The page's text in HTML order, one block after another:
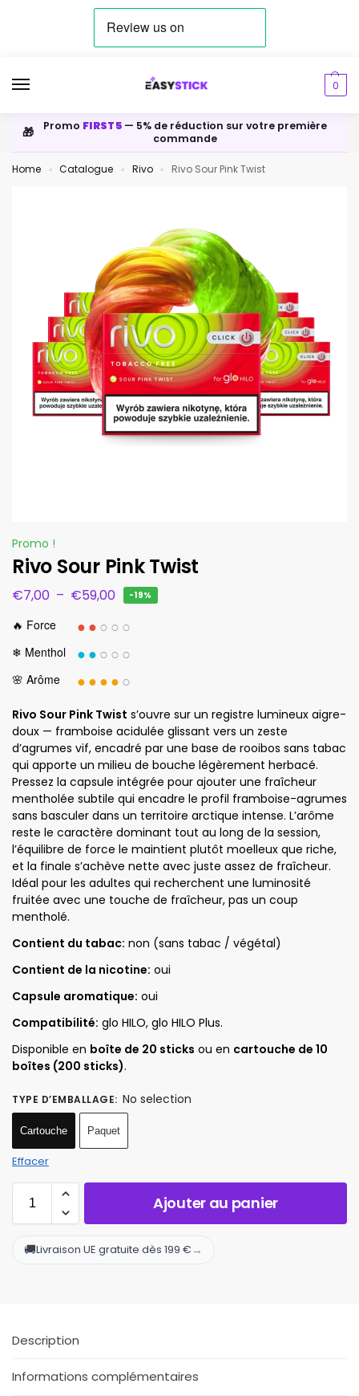
0
🎁 Promo FIRST5 — 5% de réduction sur votre première
commande
Home » Catalogue » Rivo » Rivo Sour Pink Twist
Promo !
Rivo Sour Pink Twist
€7,00 – €59,00 -19%
🔥 Force ●●○○○
❄ Menthol ●●○○○
🌸 Arôme ●●●●○
Rivo Sour Pink Twist s’ouvre sur un registre lumineux aigre-
doux — framboise acidulée glissant vers un zeste
d’agrumes vif, encadré par une base de rooibos sans tabac
qui apporte un milieu de bouche légèrement herbacé.
Pressez la capsule intégrée pour ajouter une fraîcheur
mentholée subtile qui encadre le profil framboise-agrumes
sans basculer dans un territoire arctique intense. L’arôme
reste le caractère dominant tout au long de la session,
l’équilibre de force le maintient plutôt moelleux que riche,
et la finale s’achève nette avec juste assez de fraîcheur.
Idéal pour les adultes qui recherchent une luminosité
fruitée avec une touche de fraîcheur, pas un coup
mentholé.
Contient du tabac: non (sans tabac / végétal)
Contient de la nicotine: oui
Capsule aromatique: oui
Compatibilité: glo HILO, glo HILO Plus.
Disponible en boîte de 20 sticks ou en cartouche de 10
boîtes (200 sticks).
TYPE D’EMBALLAGE: No selection
Cartouche Paquet
Effacer
Ajouter au panier
🚚Livraison UE gratuite dès 199 € →
Description
Informations complémentaires